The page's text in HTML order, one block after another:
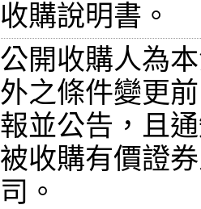
收購說明書。
公開收購人為
外之條件變更
報並公告，且
被收購有價證
司。